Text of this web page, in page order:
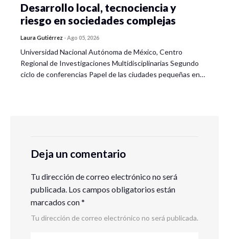
Desarrollo local, tecnociencia y
riesgo en sociedades complejas
Laura Gutiérrez -Ago 05, 2026
Universidad Nacional Autónoma de México, Centro
Regional de Investigaciones Multidisciplinarias Segundo
ciclo de conferencias Papel de las ciudades pequeñas en…
Deja un comentario
Tu dirección de correo electrónico no será
publicada. Los campos obligatorios están
marcados con*
Tu dirección de correo electrónico no será publicada.